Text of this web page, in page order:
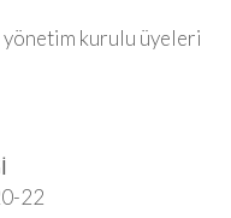
kurulu üyeleri